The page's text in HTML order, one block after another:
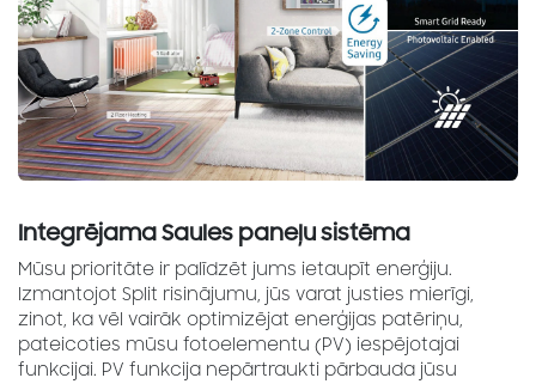
Integrējama Saules paneļu sistēma
Mūsu prioritāte ir palīdzēt jums ietaupīt enerģiju.
Izmantojot Split risinājumu, jūs varat justies mierīgi,
zinot, ka vēl vairāk optimizējat enerģijas patēriņu,
pateicoties mūsu fotoelementu (PV) iespējotajai
funkcijai. PV funkcija nepārtraukti pārbauda jūsu